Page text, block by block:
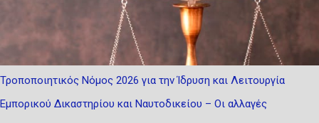
Τροποποιητικός Νόμος 2026 για την Ίδρυση και Λειτουργία
Εμπορικού Δικαστηρίου και Ναυτοδικείου – Οι αλλαγές